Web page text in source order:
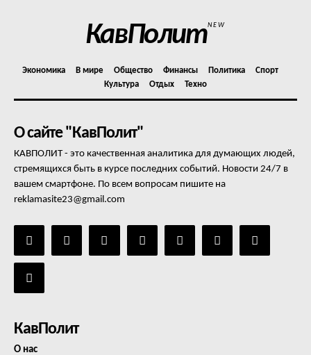
КавПолитNEW
Экономика В мире Общество Финансы Политика
Спорт
Культура
Отдых Техно
О сайте "КавПолит"
КАВПОЛИТ - это качественная аналитика для думающих людей,
стремящихся быть в курсе последних событий. Новости 24/7 в
вашем смартфоне. По всем вопросам пишите на
reklamasite23@gmail.com
КавПолит
О нас